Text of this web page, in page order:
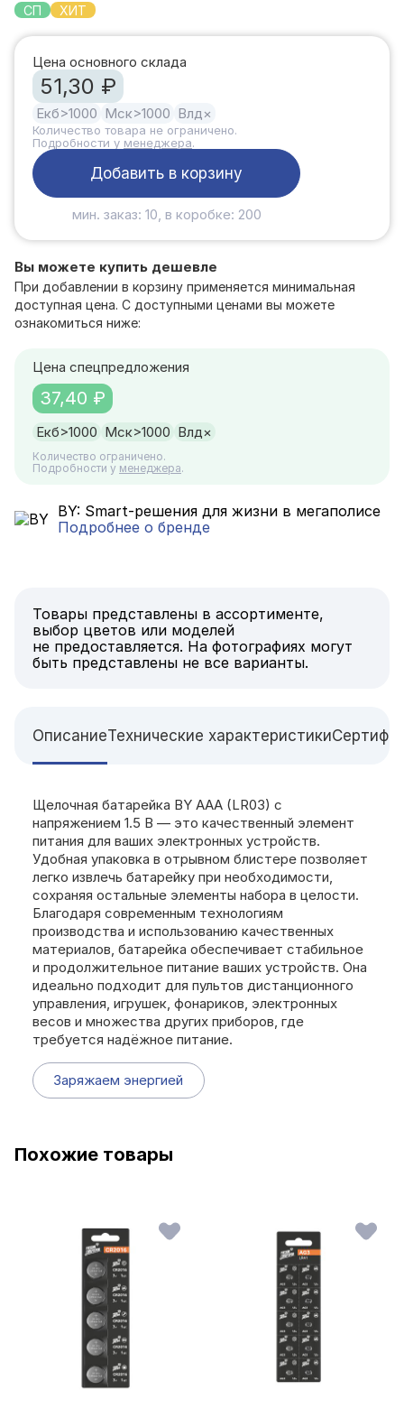
СП ХИТ
Цена основного склада
51,30 ₽
Екб>1000 Мск>1000 Влд ×
Количество товара не ограничено.
Подробности у менеджера.
Добавить в корзину
мин. заказ: 10, в коробке: 200
Вы можете купить дешевле
При добавлении в корзину применяется минимальная
доступная цена. С доступными ценами вы можете
ознакомиться ниже:
Цена спецпредложения
Количество ограничено.
Подробности у менеджера.
Екб>1000 Мск>1000 Влд×
37,40 ₽
BY: Smart-решения для жизни в мегаполисе
Подробнее о бренде
Товары представлены в ассортименте,
выбор цветов или моделей
не предоставляется. На фотографиях могут
быть представлены не все варианты.
ОписаниеТехнические характеристики
Щелочная батарейка BY AAA (LR03) с
напряжением 1.5 В — это качественный элемент
питания для ваших электронных устройств.
Удобная упаковка в отрывном блистере позволяет
легко извлечь батарейку при необходимости,
сохраняя остальные элементы набора в целости.
Благодаря современным технологиям
производства и использованию качественных
материалов, батарейка обеспечивает стабильное
и продолжительное питание ваших устройств. Она
идеально подходит для пультов дистанционного
управления, игрушек, фонариков, электронных
весов и множества других приборов, где
требуется надёжное питание.
Заряжаем энергией
Похожие товары